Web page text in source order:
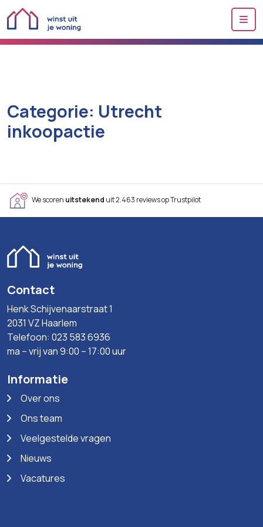
Categorie: Utrecht
inkoopactie
We scoren uitstekend uit 2.463 reviews op Trustpilot
Contact
Henk Schijvenaarstraat 1
2031 VZ Haarlem
Telefoon: 023 583 6936
ma – vrij van 9:00 – 17:00 uur
Informatie
Over ons
Ons team
Veelgestelde vragen
Nieuws
Vacatures